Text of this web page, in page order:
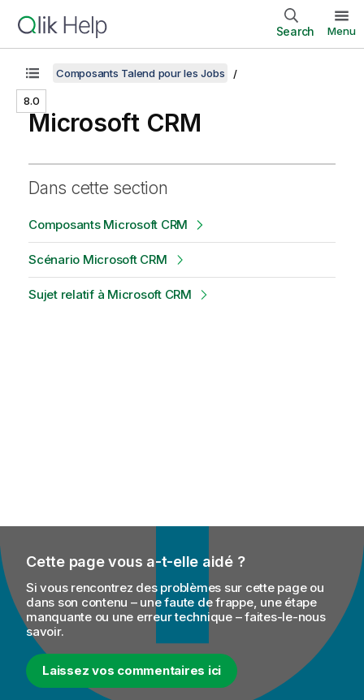
Search Menu
8.0
Composants Talend pour les Jobs
Microsoft CRM
Dans cette section
Composants Microsoft CRM
Scénario Microsoft CRM
Sujet relatif à Microsoft CRM
Cette page vous a-t-elle aidé ?
Si vous rencontrez des problèmes sur cette page ou
dans son contenu – une faute de frappe, une étape
manquante ou une erreur technique – faites-le-nous
savoir.
Laissez vos commentaires ici